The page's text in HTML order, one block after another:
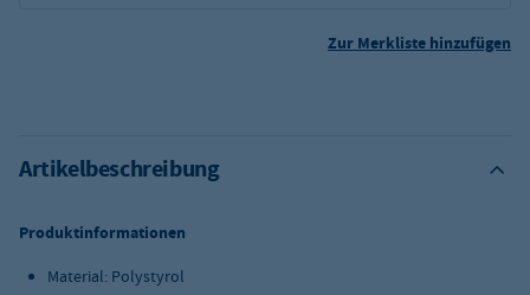
Zur Merkliste hinzufügen
Artikelbeschreibung
Produktinformationen
Material: Polystyrol